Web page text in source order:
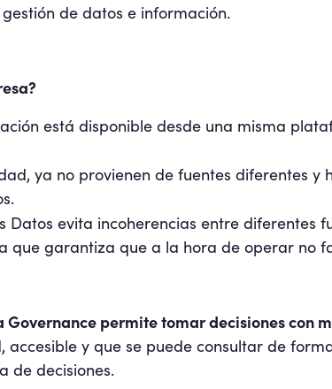
de datos e información.
está disponible desde una misma
ya no provienen de fuentes diferentes y
Datos evita incoherencias entre diferentes
que garantiza que a la hora de operar no
permite tomar decisiones con
y que se puede consultar de
de decisiones.